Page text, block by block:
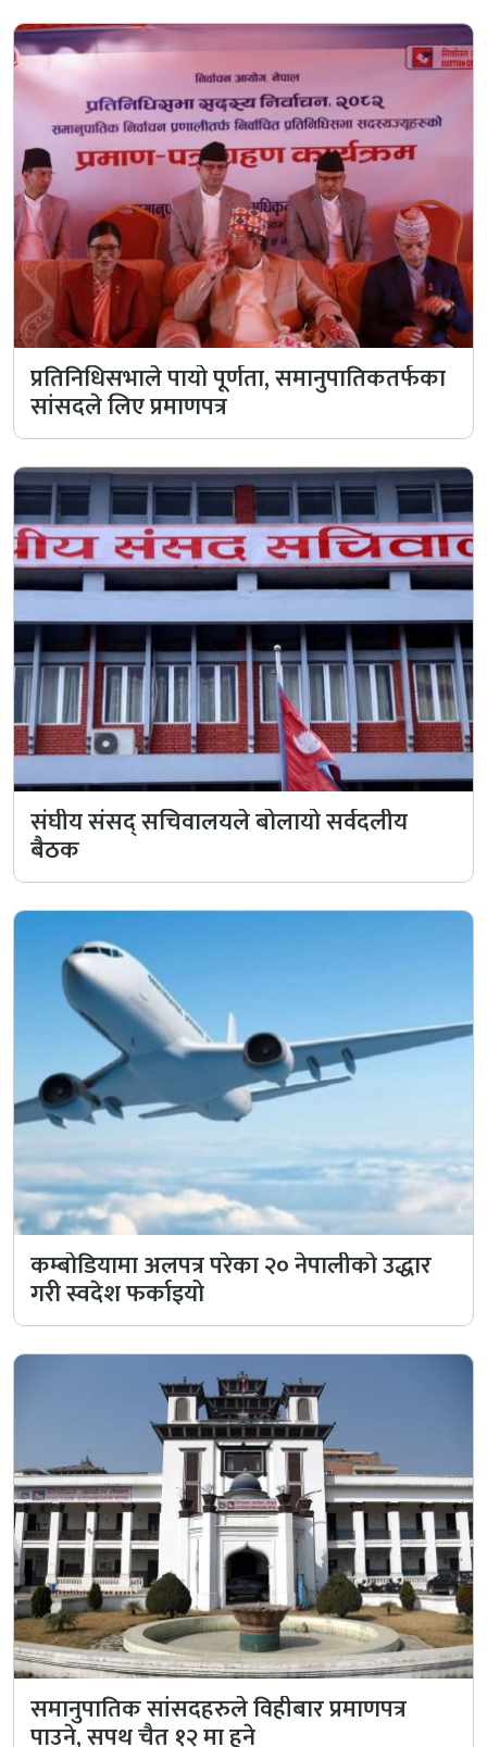
प्रतिनिधिसभाले पायो पूर्णता, समानुपातिकतर्फका
सांसदले लिए प्रमाणपत्र
संघीय संसद् सचिवालयले बोलायो सर्वदलीय
बैठक
कम्बोडियामा अलपत्र परेका २० नेपालीको उद्धार
गरी स्वदेश फर्काइयो
समानुपातिक सांसदहरुले विहीबार प्रमाणपत्र
पाउने, सपथ चैत १२ मा हुने